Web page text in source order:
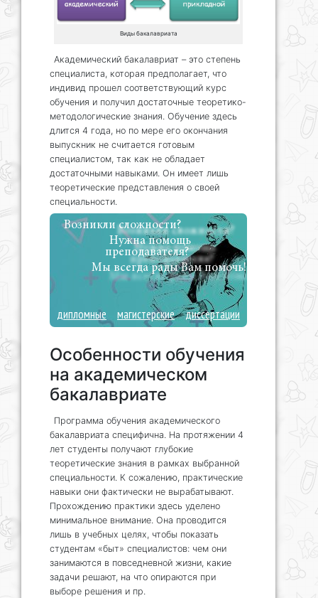
Виды бакалавриата
Академический бакалавриат – это степень
специалиста, которая предполагает, что
индивид прошел соответствующий курс
обучения и получил достаточные теоретико-
методологические знания. Обучение здесь
длится 4 года, но по мере его окончания
выпускник не считается готовым
специалистом, так как не обладает
достаточными навыками. Он имеет лишь
теоретические представления о своей
специальности.
Возникли сложности?
Нужна помощь
преподавателя?
Мы всегда рады Вам помочь!
дипломные магистерские диссертации
Особенности обучения
на академическом
бакалавриате
Программа обучения академического
бакалавриата специфична. На протяжении 4
лет студенты получают глубокие
теоретические знания в рамках выбранной
специальности. К сожалению, практические
навыки они фактически не вырабатывают.
Прохождению практики здесь уделено
минимальное внимание. Она проводится
лишь в учебных целях, чтобы показать
студентам «быт» специалистов: чем они
занимаются в повседневной жизни, какие
задачи решают, на что опираются при
выборе решения и пр.